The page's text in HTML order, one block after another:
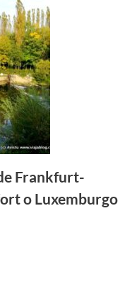
Frankfurt-
o Luxemburgo